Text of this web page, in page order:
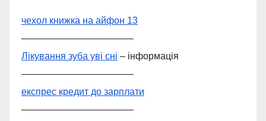
чехол книжка на айфон 13
–––––––––––––––––––––
Лікування зуба уві сні – інформація
–––––––––––––––––––––
експрес кредит до зарплати
–––––––––––––––––––––